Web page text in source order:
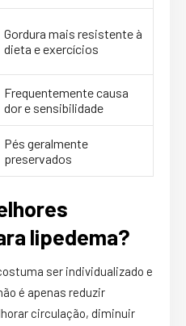
Gordura mais resistente à
dieta e exercícios
Frequentemente causa
dor e sensibilidade
Pés geralmente
preservados
lipedema?
ser individualizado e
é apenas reduzir
circulação, diminuir